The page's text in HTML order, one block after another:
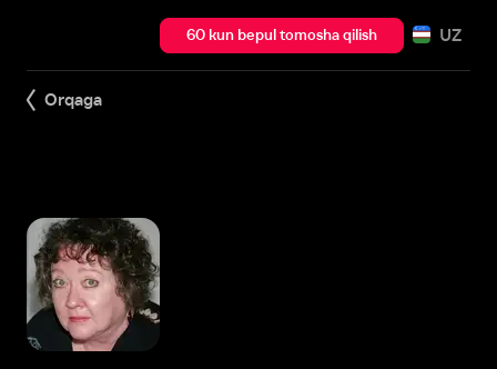
60 kun bepul tomosha qilish UZ
Orqaga